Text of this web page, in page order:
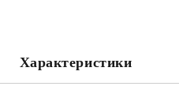
Характеристики